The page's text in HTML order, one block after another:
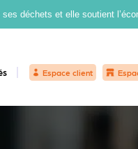
déchets et elle soutient
Espace client